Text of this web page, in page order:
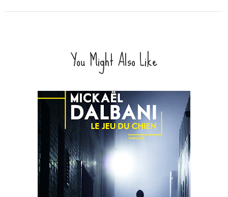
You Might Also Like